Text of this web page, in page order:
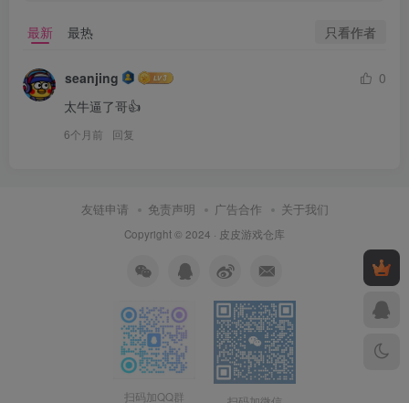
最新 最热 只看作者
seanjing
0
太牛逼了哥👍
6个月前 回复
友链申请 免责声明 广告合作 关于我们
Copyright © 2024 · 皮皮游戏仓库
扫码加QQ群